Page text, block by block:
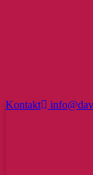
Kontakt